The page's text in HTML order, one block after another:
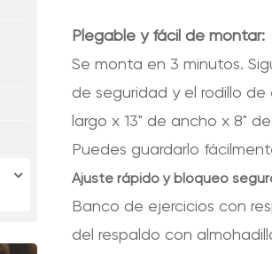
Plegable y fácil de montar:
Se monta en 3 minutos.
de seguridad y el rodillo
largo x 13" de ancho x 8"
Puedes guardarlo
Ajuste rápido y bloqueo
Banco de ejercicios con
del respaldo con